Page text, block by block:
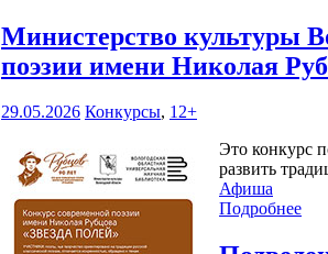
Министерство культуры
поэзии имени Николая
29.05.2026 Конкурсы, 12+
Это конкурс
развить
Афиша
Подробнее